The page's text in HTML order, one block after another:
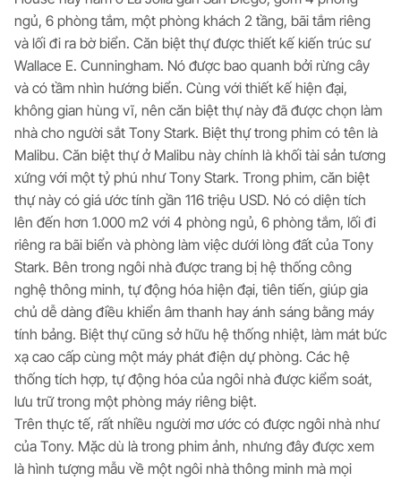
ngủ, 6 phòng tắm, một phòng khách 2 tầng, bãi tắm riêng
và lối đi ra bờ biển. Căn biệt thự được thiết kế kiến trúc sư
Wallace E. Cunningham. Nó được bao quanh bởi rừng cây
và có tầm nhìn hướng biển. Cùng với thiết kế hiện đại,
không gian hùng vĩ, nên căn biệt thự này đã được chọn làm
nhà cho người sắt Tony Stark. Biệt thự trong phim có tên là
Malibu. Căn biệt thự ở Malibu này chính là khối tài sản tương
xứng với một tỷ phú như Tony Stark. Trong phim, căn biệt
thự này có giá ước tính gần 116 triệu USD. Nó có diện tích
lên đến hơn 1.000 m2 với 4 phòng ngủ, 6 phòng tắm, lối đi
riêng ra bãi biển và phòng làm việc dưới lòng đất của Tony
Stark. Bên trong ngôi nhà được trang bị hệ thống công
nghệ thông minh, tự động hóa hiện đại, tiên tiến, giúp gia
chủ dễ dàng điều khiển âm thanh hay ánh sáng bằng máy
tính bảng. Biệt thự cũng sở hữu hệ thống nhiệt, làm mát bức
xạ cao cấp cùng một máy phát điện dự phòng. Các hệ
thống tích hợp, tự động hóa của ngôi nhà được kiểm soát,
lưu trữ trong một phòng máy riêng biệt.
Trên thực tế, rất nhiều người mơ ước có được ngôi nhà như
của Tony. Mặc dù là trong phim ảnh, nhưng đây được xem
là hình tượng mẫu về một ngôi nhà thông minh mà mọi